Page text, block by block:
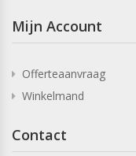
Mijn Account
Offerteaanvraag
Winkelmand
Contact